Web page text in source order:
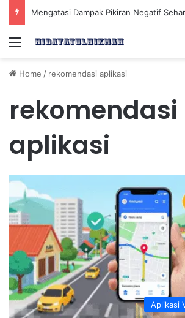
Menu
Home / rekomendasi aplikasi
rekomendasi
aplikasi
Aplikasi